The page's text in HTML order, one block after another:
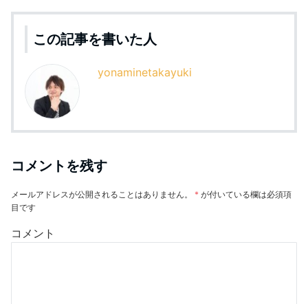
この記事を書いた人
yonaminetakayuki
コメントを残す
メールアドレスが公開されることはありません。 * が付いている欄は必須項
目です
コメント